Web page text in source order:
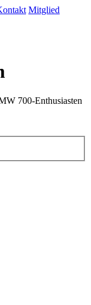
Mitglied
700-Enthusiasten